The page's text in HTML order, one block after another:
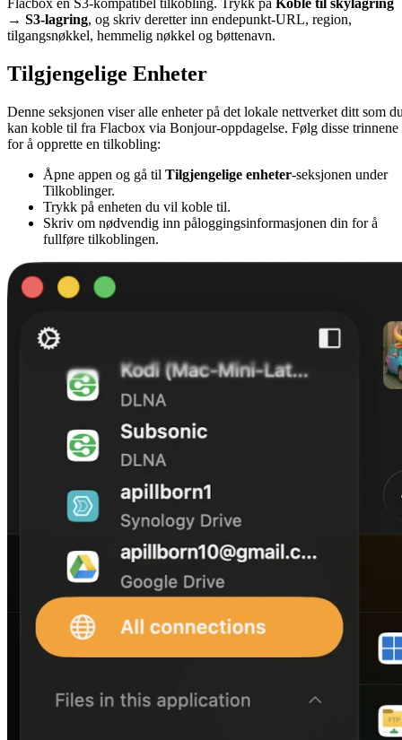
Flacbox en S3-kompatibel tilkobling. Trykk på Koble til skylagring
→ S3-lagring, og skriv deretter inn endepunkt-URL, region,
tilgangsnøkkel, hemmelig nøkkel og bøttenavn.
Tilgjengelige Enheter
Denne seksjonen viser alle enheter på det lokale nettverket ditt som
kan koble til fra Flacbox via Bonjour-oppdagelse. Følg disse trinnene
for å opprette en tilkobling:
Åpne appen og gå til Tilgjengelige enheter-seksjonen under
Tilkoblinger.
Trykk på enheten du vil koble til.
Skriv om nødvendig inn påloggingsinformasjonen din for å
fullføre tilkoblingen.